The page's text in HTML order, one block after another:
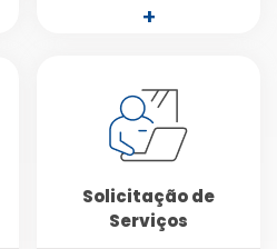
+
Solicitação de
Serviços